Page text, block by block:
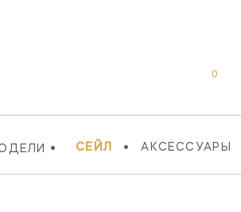
• СЕЙЛ • АКСЕССУАРЫ
0